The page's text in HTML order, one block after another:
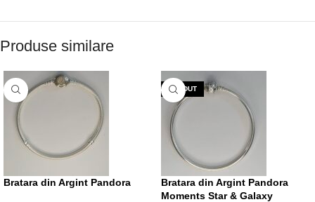
Produse similare
Bratara din Argint Pandora
VÂNDUT
Bratara din Argint Pandora
Moments Star & Galaxy